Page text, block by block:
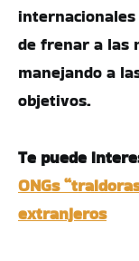
de frenar a las
manejando a
objetivos.
Te puede
ONGs
extranjeros